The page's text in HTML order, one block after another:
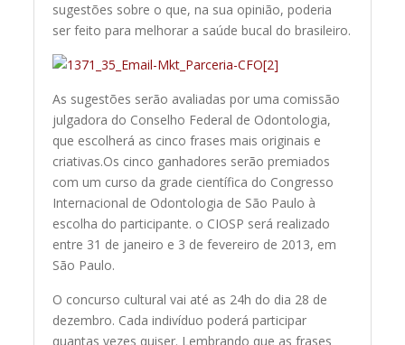
sugestões sobre o que, na sua opinião, poderia
ser feito para melhorar a saúde bucal do brasileiro.
As sugestões serão avaliadas por uma comissão
julgadora do Conselho Federal de Odontologia,
que escolherá as cinco frases mais originais e
criativas.Os cinco ganhadores serão premiados
com um curso da grade científica do Congresso
Internacional de Odontologia de São Paulo à
escolha do participante. o CIOSP será realizado
entre 31 de janeiro e 3 de fevereiro de 2013, em
São Paulo.
O concurso cultural vai até as 24h do dia 28 de
dezembro. Cada indivíduo poderá participar
quantas vezes quiser. Lembrando que as frases